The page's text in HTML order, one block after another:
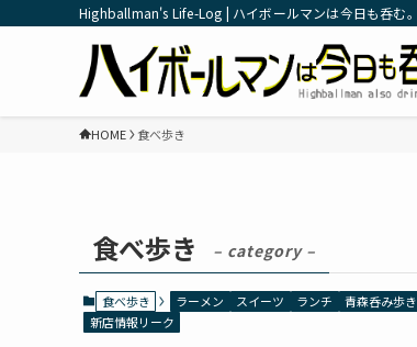
Highballman's Life-Log | ハイボールマンは今日も呑む。
HOME 食べ歩き
食べ歩き – category –
食べ歩き ラーメン スイーツ ランチ 青森呑み歩き
新店情報リーク